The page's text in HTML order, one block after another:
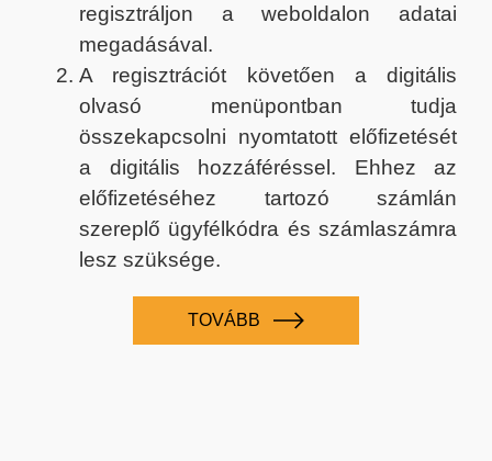
regisztráljon a weboldalon adatai
megadásával.
A regisztrációt követően a digitális
olvasó menüpontban tudja
összekapcsolni nyomtatott előfizetését
a digitális hozzáféréssel. Ehhez az
előfizetéséhez tartozó számlán
szereplő ügyfélkódra és számlaszámra
lesz szüksége.
TOVÁBB